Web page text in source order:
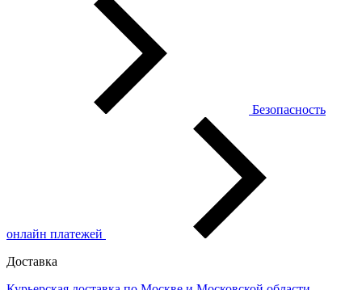
Безопасность
онлайн платежей
Доставка